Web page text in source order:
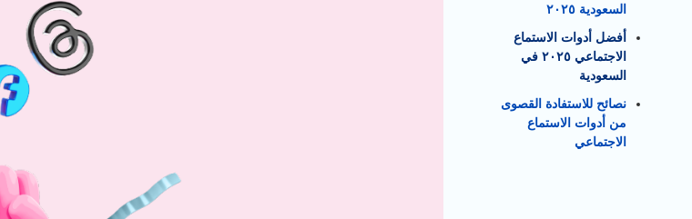
السعودية ٢٠٢٥
أفضل أدوات الاستماع
الاجتماعي ٢٠٢٥ في
السعودية
نصائح للاستفادة القصوى
من أدوات الاستماع
الاجتماعي